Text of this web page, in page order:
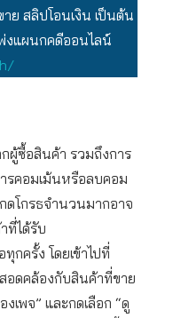
สลิปโอนเงิน เป็นต้น
แผนกคดีออนไลน์
ผู้ซื้อสินค้า รวมถึงการ
รคอมเม้นหรือลบคอม
ดโกรธจำนวนมากอาจ
ที่ได้รับ
กครั้ง โดยเข้าไปที่
อดคล้องกับสินค้าที่ขาย
เพจ” และกดเลือก “ดู